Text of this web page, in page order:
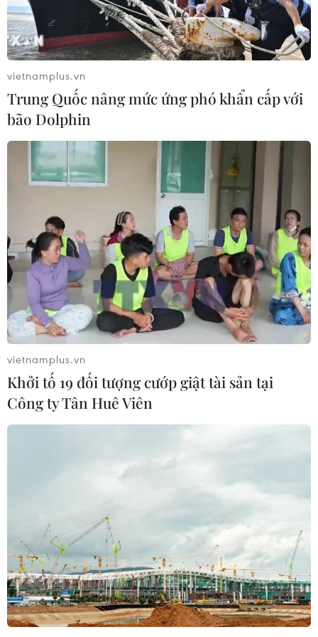
ASEAN Cup 2026: Tuyển Việt Nam
bước vào thử thách lớn nhất
03/08/2026 13:04
Xem trực tiếp Indonesia-Việt Nam tại
ASEAN Cup 2026 trên kênh nào?
03/08/2026 09:21
Đội tuyển Việt Nam đặt mục
tiêu 3 điểm, cảnh báo Indonesia
trước giờ G
03/08/2026 07:39
ASEAN Cup 2026: Indonesia tổn thất
lực lượng trước trận quyết đấu tuyển
Việt Nam
03/08/2026 07:21
CƠ QUAN CHỦ QUẢN: THÔNG TẤN XÃ VIỆT NAM
Tổng Biên tập: TRẦN TIẾN DUẨN
Phó Tổng Biên tập: NGUYỄN THỊ TÁM, KHÚC THANH
THỦY
vietnamplus.vn
Trung Quốc nâng mức ứng phó khẩn cấp với
bão Dolphin
vietnamplus.vn
Khởi tố 19 đối tượng cướp giật tài sản tại
Công ty Tân Huê Viên